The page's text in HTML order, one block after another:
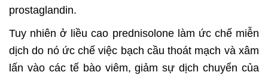
prostaglandin.
Tuy nhiên ở liều cao prednisolone làm ức chế miễn
dịch do nó ức chế việc bạch cầu thoát mạch và xâm
lấn vào các tế bào viêm, giảm sự dịch chuyển của